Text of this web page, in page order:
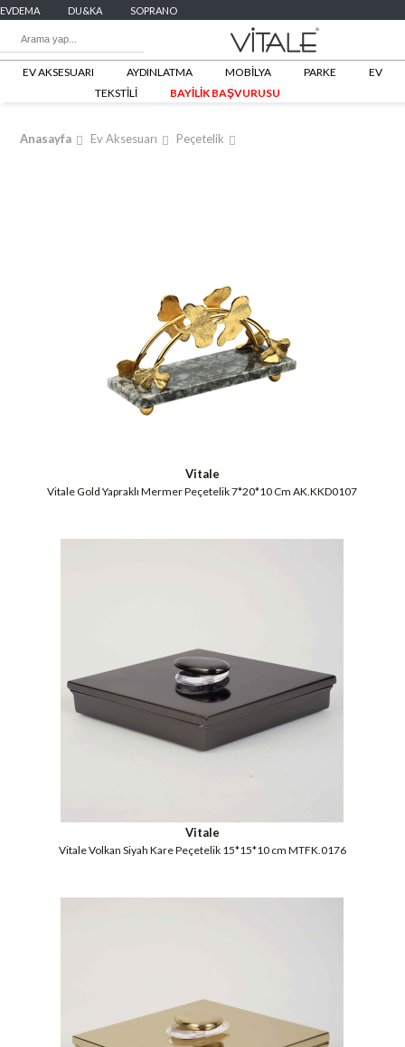
EVDEMA DU&KA SOPRANO
EV AKSESUARI AYDINLATMA MOBİLYA PARKE
EV
TEKSTİLİ
BAYİLİK BAŞVURUSU
Peçetelik
Ev Aksesuarı
Anasayfa
Vitale
Vitale Gold Yapraklı Mermer Peçetelik 7*20*10 Cm AK.KKD0107
Vitale
Vitale Volkan Siyah Kare Peçetelik 15*15*10 cm MTFK.0176